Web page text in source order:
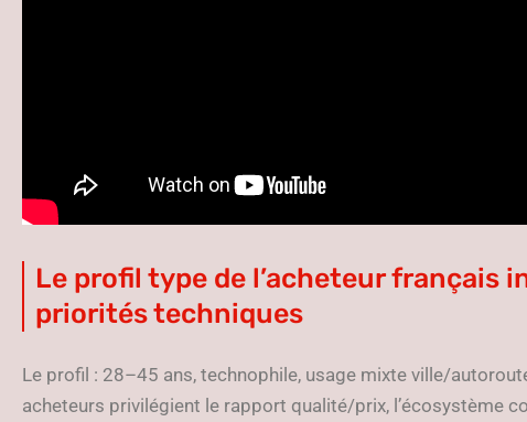
Le profil type de l’acheteur français
priorités techniques
Le profil : 28–45 ans, technophile, usage mixte ville/
acheteurs privilégient le rapport qualité/prix, l’écosystème